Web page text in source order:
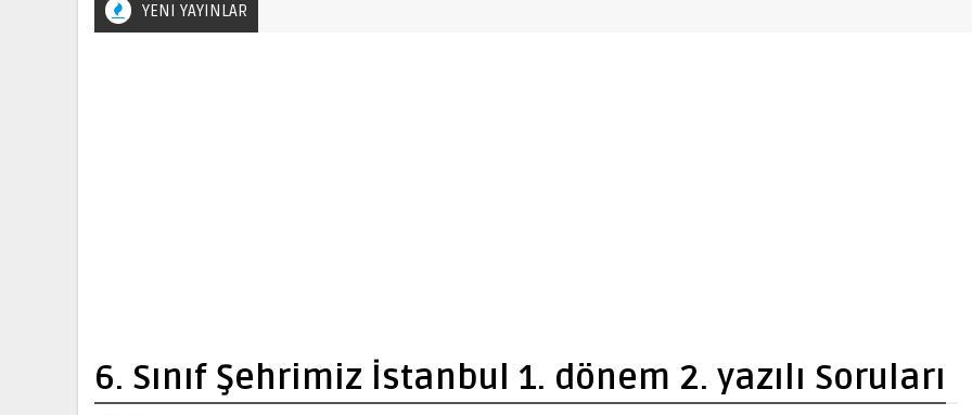
YENI YAYINLAR
6. Sınıf Şehrimiz İstanbul 1. dönem 2. yazılı Soruları